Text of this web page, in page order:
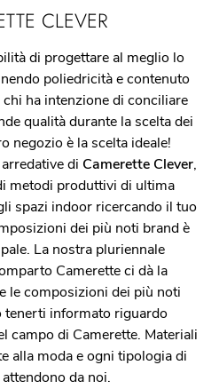
CLEVER
di progettare al meglio lo
poliedricità e contenuto
chi ha intenzione di conciliare
qualità durante la scelta dei
negozio è la scelta ideale!
di Camerette Clever,
metodi produttivi di ultima
spazi indoor ricercando il tuo
dei più noti brand è
La nostra pluriennale
Camerette ci dà la
le composizioni dei più noti
tenerti informato riguardo
campo di Camerette. Materiali
alla moda e ogni tipologia di
da noi.